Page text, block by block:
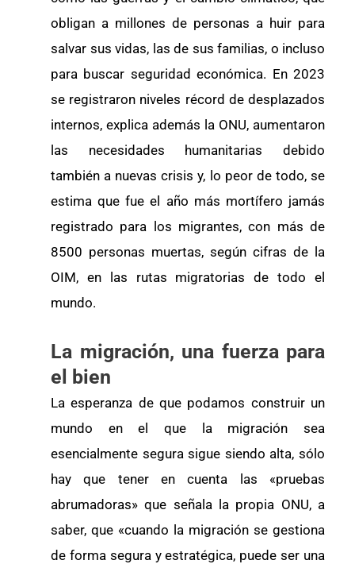
obligan a millones de personas a huir para
salvar sus vidas, las de sus familias, o incluso
para buscar seguridad económica. En 2023
se registraron niveles récord de desplazados
internos, explica además la ONU, aumentaron
las necesidades humanitarias debido
también a nuevas crisis y, lo peor de todo, se
estima que fue el año más mortífero jamás
registrado para los migrantes, con más de
8500 personas muertas, según cifras de la
OIM, en las rutas migratorias de todo el
mundo.
La migración, una fuerza para
el bien
La esperanza de que podamos construir un
mundo en el que la migración sea
esencialmente segura sigue siendo alta, sólo
hay que tener en cuenta las «pruebas
abrumadoras» que señala la propia ONU, a
saber, que «cuando la migración se gestiona
de forma segura y estratégica, puede ser una